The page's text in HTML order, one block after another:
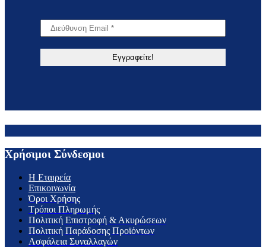
Χρήσιμοι Σύνδεσμοι
H Εταιρεία
Επικοινωνία
Όροι Χρήσης
Τρόποι Πληρωμής
Πολιτική Επιστροφή & Ακυρώσεων
Πολιτική Παράδοσης Προϊόντων
Ασφάλεια Συναλλαγών